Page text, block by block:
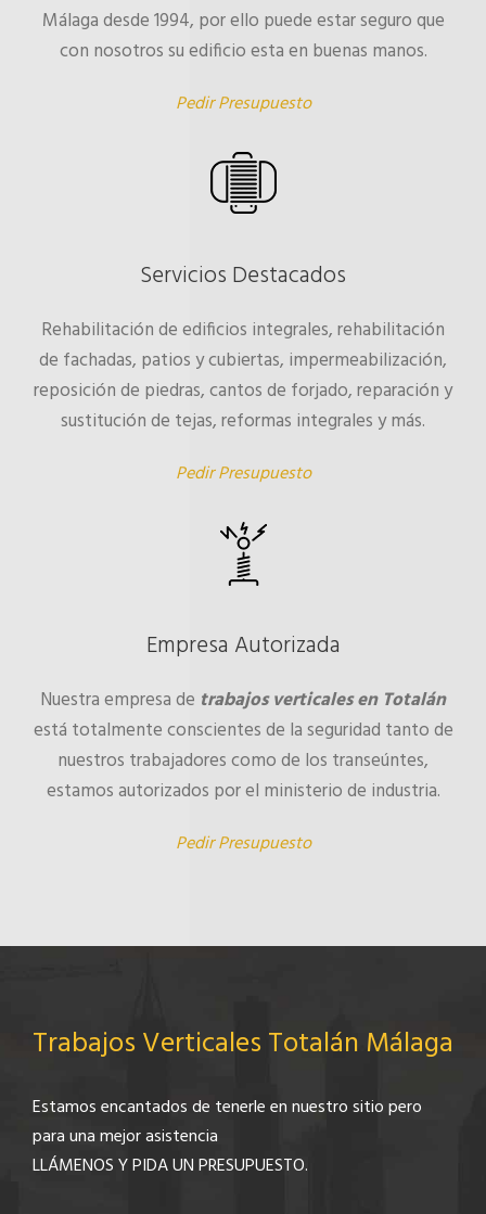
Málaga desde 1994, por ello puede estar seguro que
con nosotros su edificio esta en buenas manos.
Pedir Presupuesto
Servicios Destacados
Rehabilitación de edificios integrales, rehabilitación
de fachadas, patios y cubiertas, impermeabilización,
reposición de piedras, cantos de forjado, reparación y
sustitución de tejas, reformas integrales y más.
Pedir Presupuesto
Empresa Autorizada
Nuestra empresa de trabajos verticales en Totalán
está totalmente conscientes de la seguridad tanto de
nuestros trabajadores como de los transeúntes,
estamos autorizados por el ministerio de industria.
Pedir Presupuesto
Trabajos Verticales Totalán Málaga
Estamos encantados de tenerle en nuestro sitio pero
para una mejor asistencia
LLÁMENOS Y PIDA UN PRESUPUESTO.